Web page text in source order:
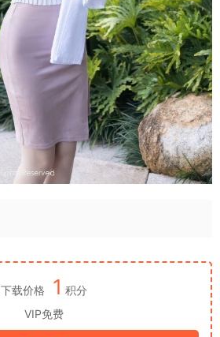
下载价格 1 积分
VIP免费